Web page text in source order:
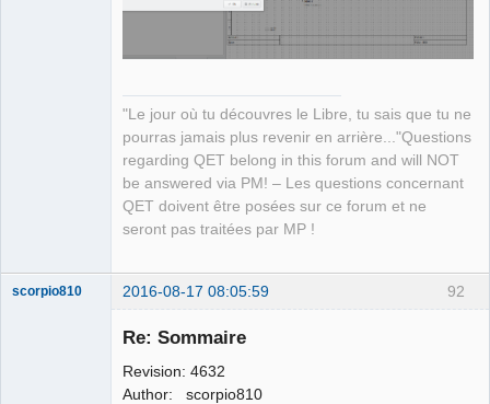
"Le jour où tu découvres le Libre, tu sais que tu ne
pourras jamais plus revenir en arrière..."Questions
regarding QET belong in this forum and will NOT
be answered via PM! – Les questions concernant
QET doivent être posées sur ce forum et ne
seront pas traitées par MP !
92
scorpio810 2016-08-17 08:05:59
Re: Sommaire
Revision: 4632
Author: scorpio810